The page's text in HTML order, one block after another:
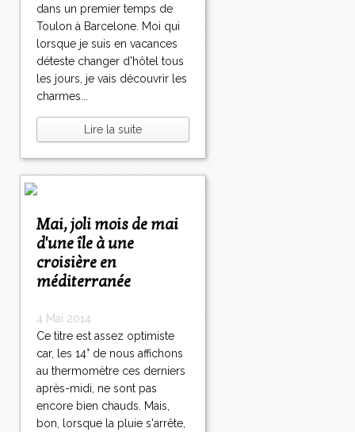
dans un premier temps de
Toulon à Barcelone. Moi qui
lorsque je suis en vacances
déteste changer d'hôtel tous
les jours, je vais découvrir les
charmes...
Lire la suite
Mai, joli mois de mai
d'une île à une
croisière en
méditerranée
4 Mai 2014
Ce titre est assez optimiste
car, les 14° de nous affichons
au thermomètre ces derniers
après-midi, ne sont pas
encore bien chauds. Mais,
bon, lorsque la pluie s'arrête,